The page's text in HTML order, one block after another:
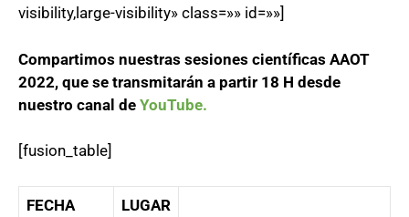
visibility,large-visibility» class=»» id=»»]
Compartimos nuestras sesiones científicas AAOT
2022, que se transmitarán a partir 18 H desde
nuestro canal de YouTube.
[fusion_table]
FECHA LUGAR